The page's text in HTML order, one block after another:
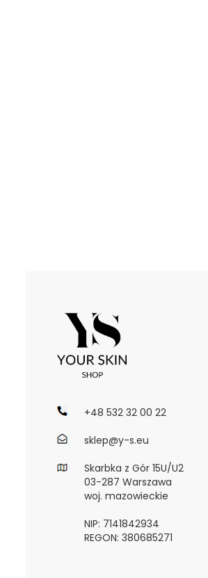
+48 532 32 00 22
sklep@y-s.eu
Skarbka z Gór 15U/U2
03-287 Warszawa
woj. mazowieckie
NIP: 7141842934
REGON: 380685271